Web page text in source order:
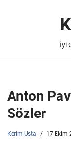
İyi
Anton
Sözler
Kerim Usta 17 Ekim